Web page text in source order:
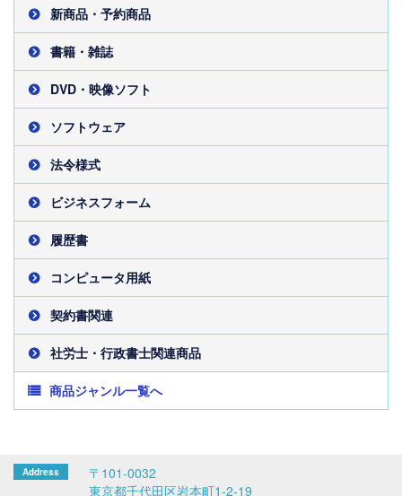
新商品・予約商品
書籍・雑誌
DVD・映像ソフト
ソフトウェア
法令様式
ビジネスフォーム
履歴書
コンピュータ用紙
契約書関連
社労士・行政書士関連商品
商品ジャンル一覧へ
〒101-0032
東京都千代田区岩本町1-2-19